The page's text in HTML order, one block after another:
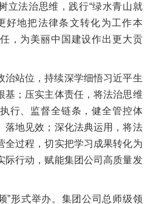
立法治思维，践行“绿水青山就
好地把法律条文转化为工作本
，为美丽中国建设作出更大贡
治站位，持续深学细悟习近平生
基；压实主体责任，将法治思维
行、监督全链条，健全管控体
落地见效；深化法典运用，将法
全过程，切实把学习成果转化为
际行动，赋能集团公司高质量发
”形式举办。集团公司总师级领